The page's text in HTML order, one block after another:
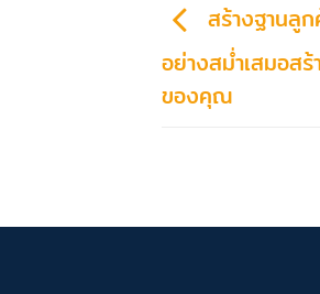
สร้างฐานลู
อย่างสม่ำเสมอส
ของคุณ